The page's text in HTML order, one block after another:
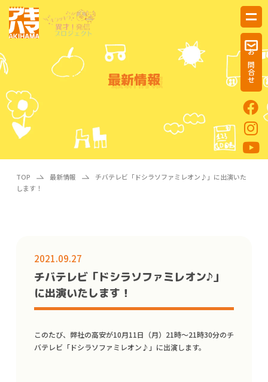
お問合せ
最新情報
TOP 最新情報
チバテレビ「ドシラソファミレオン♪」に出演いた
します！
2021.09.27
チバテレビ「ドシラソファミレオン♪」
に出演いたします！
このたび、弊社の高安が10月11日（月）21時〜21時30分のチ
バテレビ「ドシラソファミレオン♪」に出演します。